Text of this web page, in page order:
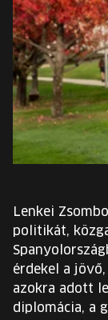
EURÓPA
ELŐADÓK
INGYENES
JEGYEK
Lenkei
politikát,
érdekel a
azokra adott
diplomácia, a